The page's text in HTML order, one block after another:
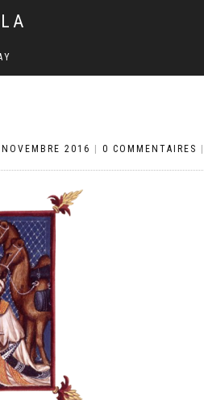
2016 0 COMMENTAIRES